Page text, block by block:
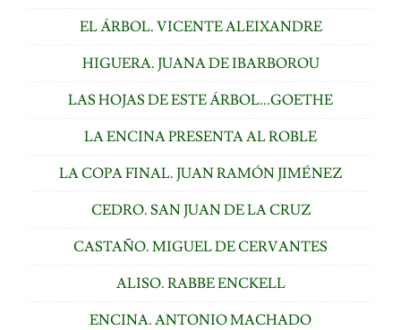
EL ÁRBOL. VICENTE ALEIXANDRE
HIGUERA. JUANA DE IBARBOROU
LAS HOJAS DE ESTE ÁRBOL...GOETHE
LA ENCINA PRESENTA AL ROBLE
LA COPA FINAL. JUAN RAMÓN JIMÉNEZ
CEDRO. SAN JUAN DE LA CRUZ
CASTAÑO. MIGUEL DE CERVANTES
ALISO. RABBE ENCKELL
ENCINA. ANTONIO MACHADO